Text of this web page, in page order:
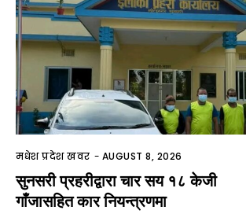
मधेश प्रदेश खवर - AUGUST 8, 2026
सुनसरी प्रहरीद्वारा चार सय १८ केजी
गाँजासहित कार नियन्त्रणमा